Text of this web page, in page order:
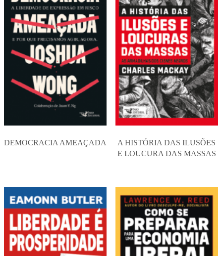
DEMOCRACIA AMEAÇADA
A HISTÓRIA DAS ILUSÕES
E LOUCURA DAS MASSAS